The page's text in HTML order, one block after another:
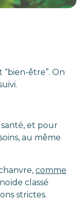
être”. On
et pour
au même
comme
classé
strictes.